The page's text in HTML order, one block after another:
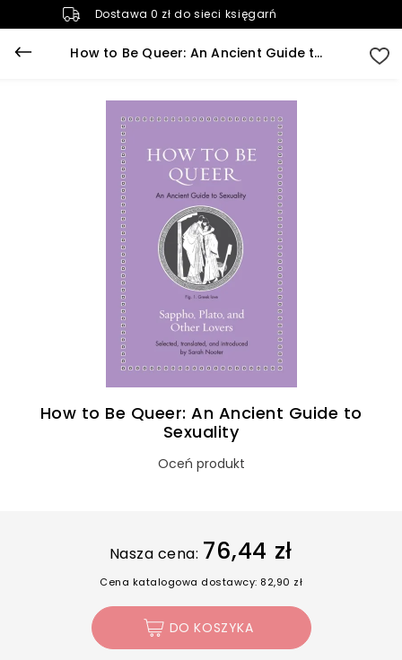
Dostawa 0 zł do sieci księgarń
How to Be Queer: An Ancient Guide to Sexuality
How to Be Queer: An Ancient Guide to
Sexuality
Oceń produkt
Nasza cena: 76,44 zł
Cena katalogowa dostawcy: 82,90 zł
DO KOSZYKA